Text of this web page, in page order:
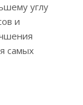
углу
и
самых